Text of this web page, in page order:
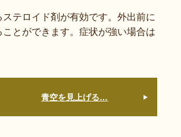
テロイド剤が有効です。外出前に
とができます。症状が強い場合は
青空を見上げる…